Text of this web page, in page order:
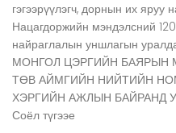
гэгээрүүлэгч, дорнын их
Нацагдоржийн мэндэлсний
найраглалын уншлагын
МОНГОЛ ЦЭРГИЙН БАЯРЫН
ТӨВ АЙМГИЙН НИЙТИЙН
ХЭРГИЙН АЖЛЫН БАЙРАНД
Соёл түгээе